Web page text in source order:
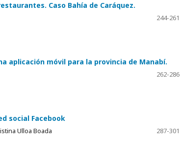
Caso Bahía de Caráquez.
244-261
aplicación móvil para la provincia de Manabí.
262-286
social Facebook
Ulloa Boada
287-301